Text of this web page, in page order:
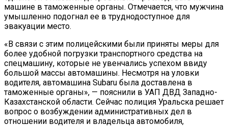
машине в таможенные органы. Отмечается, что мужчина
умышленно подогнал ее в труднодоступное для
эвакуации место.
«В связи с этим полицейскими были приняты меры для
более удобной погрузки транспортного средства на
спецмашину, которые не увенчались успехом ввиду
большой массы автомашины. Несмотря на уловки
водителя, автомашина Subaru была доставлена в
таможенные органы», — пояснили в УАП ДВД Западно-
Казахстанской области. Сейчас полиция Уральска решает
вопрос о возбуждении административных дел в
отношении водителя и владельца автомобиля,